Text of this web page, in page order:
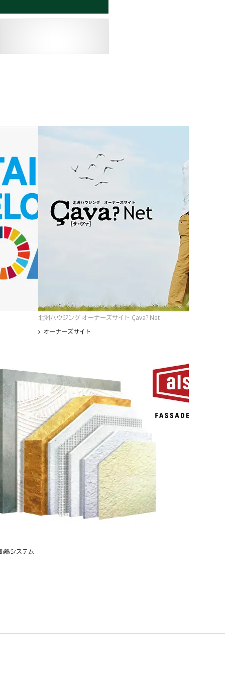
北洲ハウジング オーナーズサイト Çava? Net
オーナーズサイト
熱システム